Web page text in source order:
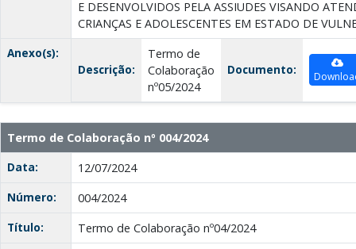
E DESENVOLVIDOS PELA ASSIUDES VISANDO
CRIANÇAS E ADOLESCENTES EM ESTADO DE
Anexo(s):
Descrição:
Termo de
Colaboração
nº05/2024
Documento:
Termo de Colaboração nº 004/2024
Data:
12/07/2024
Número:
004/2024
Título:
Termo de Colaboração nº04/2024